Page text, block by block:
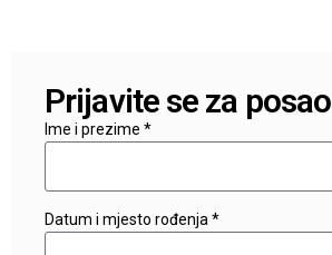
Prijavite se za posao
Ime i prezime *
Datum i mjesto rođenja *